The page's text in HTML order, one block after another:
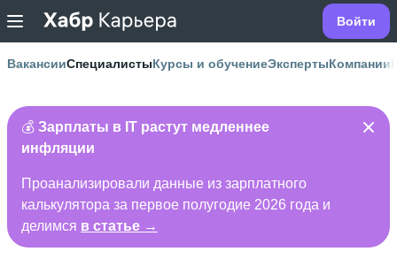
Войти
ВакансииСпециалистыКурсы и обучениеЭкспертыКомпании
💰 Зарплаты в IT растут медленнее
инфляции
Проанализировали данные из зарплатного
калькулятора за первое полугодие 2026 года и
делимся в статье →